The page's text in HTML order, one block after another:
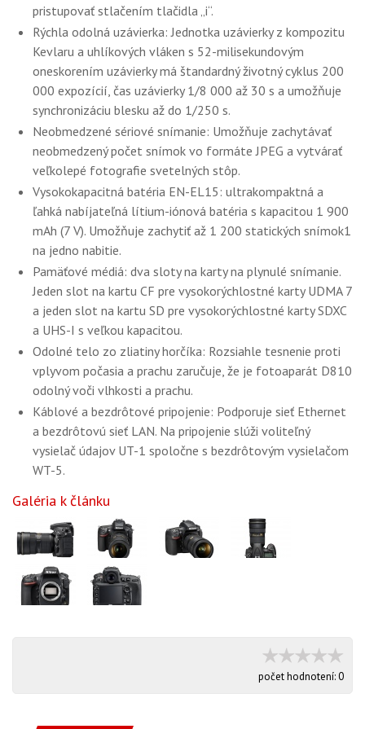
pristupovať stlačením tlačidla „i“.
Rýchla odolná uzávierka: Jednotka uzávierky z kompozitu
Kevlaru a uhlíkových vláken s 52-milisekundovým
oneskorením uzávierky má štandardný životný cyklus 200
000 expozícií, čas uzávierky 1/8 000 až 30 s a umožňuje
synchronizáciu blesku až do 1/250 s.
Neobmedzené sériové snímanie: Umožňuje zachytávať
neobmedzený počet snímok vo formáte JPEG a vytvárať
veľkolepé fotografie svetelných stôp.
Vysokokapacitná batéria EN-EL15: ultrakompaktná a
ľahká nabíjateľná lítium-iónová batéria s kapacitou 1 900
mAh (7 V). Umožňuje zachytiť až 1 200 statických snímok1
na jedno nabitie.
Pamäťové médiá: dva sloty na karty na plynulé snímanie.
Jeden slot na kartu CF pre vysokorýchlostné karty UDMA 7
a jeden slot na kartu SD pre vysokorýchlostné karty SDXC
a UHS-I s veľkou kapacitou.
Odolné telo zo zliatiny horčíka: Rozsiahle tesnenie proti
vplyvom počasia a prachu zaručuje, že je fotoaparát D810
odolný voči vlhkosti a prachu.
Káblové a bezdrôtové pripojenie: Podporuje sieť Ethernet
a bezdrôtovú sieť LAN. Na pripojenie slúži voliteľný
vysielač údajov UT-1 spoločne s bezdrôtovým vysielačom
WT-5.
Galéria k článku
počet hodnotení:0